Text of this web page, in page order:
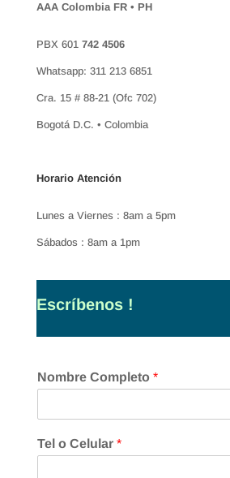
AAA Colombia FR • PH
PBX 601 742 4506
Whatsapp: 311 213 6851
Cra. 15 # 88-21 (Ofc 702)
Bogotá D.C. • Colombia
Horario Atención
Lunes a Viernes : 8am a 5pm
Sábados : 8am a 1pm
Escríbenos !
Nombre Completo *
Tel o Celular *